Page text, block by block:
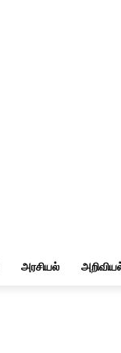
அரசியல்